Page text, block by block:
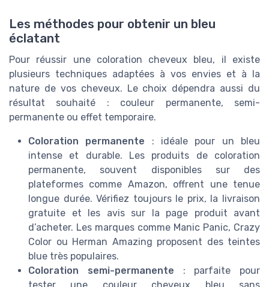
Les méthodes pour obtenir un bleu
éclatant
Pour réussir une coloration cheveux bleu, il existe
plusieurs techniques adaptées à vos envies et à la
nature de vos cheveux. Le choix dépendra aussi du
résultat souhaité : couleur permanente, semi-
permanente ou effet temporaire.
Coloration permanente : idéale pour un bleu
intense et durable. Les produits de coloration
permanente, souvent disponibles sur des
plateformes comme Amazon, offrent une tenue
longue durée. Vérifiez toujours le prix, la livraison
gratuite et les avis sur la page produit avant
d’acheter. Les marques comme Manic Panic, Crazy
Color ou Herman Amazing proposent des teintes
blue très populaires.
Coloration semi-permanente : parfaite pour